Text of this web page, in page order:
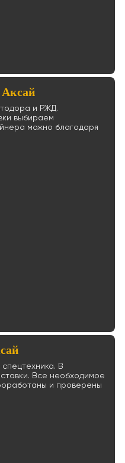
и РЖД.
выбираем
можно благодаря
В
Все необходимое
и проверены